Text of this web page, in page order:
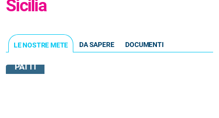
Sicilia
LE NOSTRE METE DA SAPERE DOCUMENTI
PATTI